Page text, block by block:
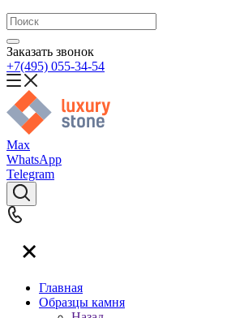
Заказать звонок
+7(495) 055-34-54
Max
WhatsApp
Telegram
Главная
Образцы камня